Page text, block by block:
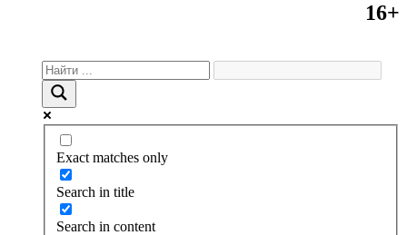
16+
Exact matches only
Search in title
Search in content